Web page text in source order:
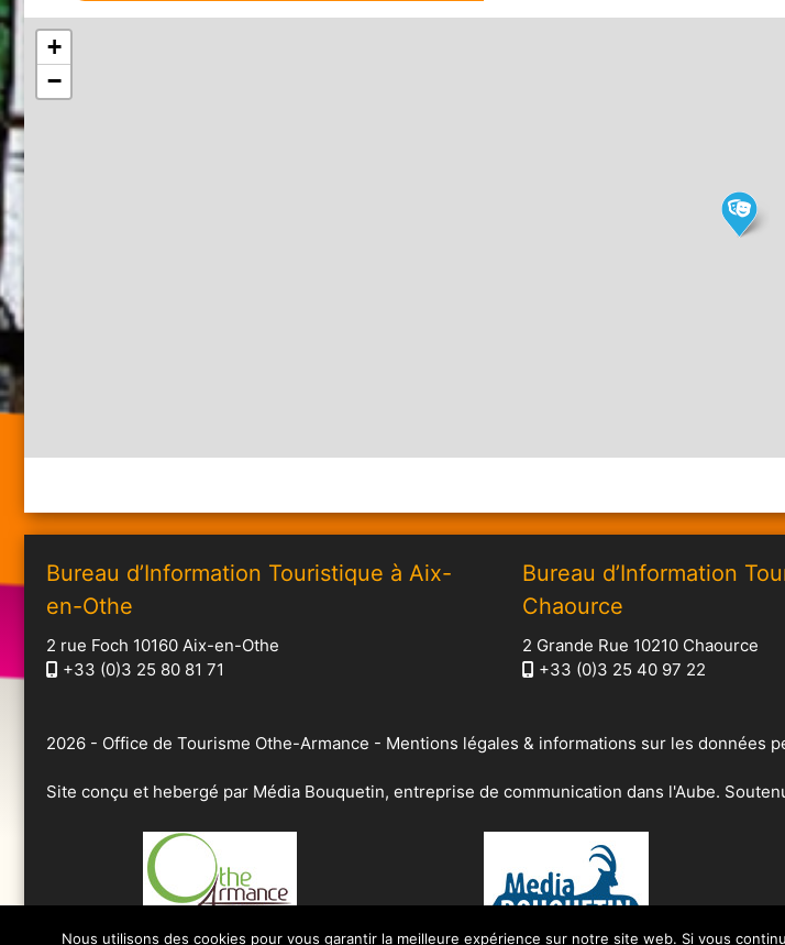
+
−
Bureau d’Information Touristique à Aix-
en-Othe
2 rue Foch 10160 Aix-en-Othe
+33 (0)3 25 80 81 71
Bureau d’Information
Chaource
2 Grande Rue 10210 Chaource
+33 (0)3 25 40 97 22
2026 - Office de Tourisme Othe-Armance - Mentions légales & informations sur les données
Site conçu et hebergé par Média Bouquetin, entreprise de communication dans l'Aube.
Nous utilisons des cookies pour vous garantir la meilleure expérience sur notre site web. Si vous